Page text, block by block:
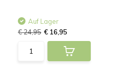
Auf Lager
€ 24,95 € 16,95